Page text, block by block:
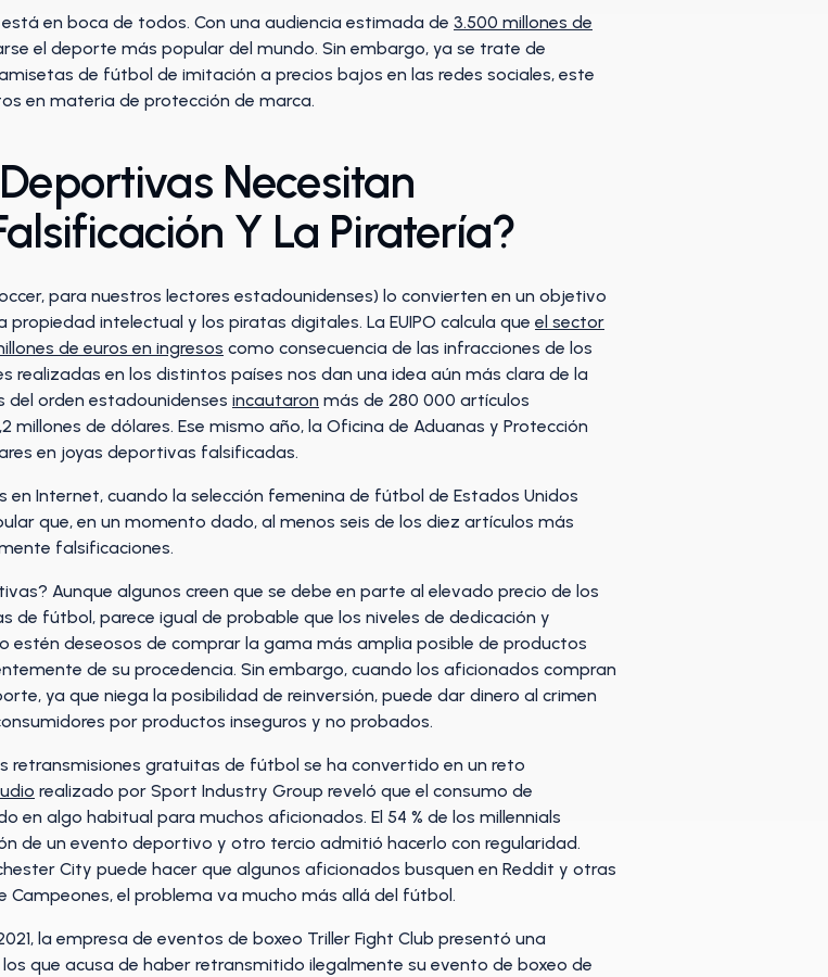
en boca de todos. Con una audiencia estimada de 3.500 millones de
el deporte más popular del mundo. Sin embargo, ya se trate de
de fútbol de imitación a precios bajos en las redes sociales, este
en materia de protección de marca.
Necesitan
Y La Piratería?
para nuestros lectores estadounidenses) lo convierten en un objetivo
intelectual y los piratas digitales. La EUIPO calcula que el sector
de euros en ingresos como consecuencia de las infracciones de los
realizadas en los distintos países nos dan una idea aún más clara de la
del orden estadounidenses incautaron más de 280 000 artículos
de dólares. Ese mismo año, la Oficina de Aduanas y Protección
en joyas deportivas falsificadas.
Internet, cuando la selección femenina de fútbol de Estados Unidos
que, en un momento dado, al menos seis de los diez artículos más
falsificaciones.
Aunque algunos creen que se debe en parte al elevado precio de los
fútbol, parece igual de probable que los niveles de dedicación y
estén deseosos de comprar la gama más amplia posible de productos
de su procedencia. Sin embargo, cuando los aficionados compran
ya que niega la posibilidad de reinversión, puede dar dinero al crimen
por productos inseguros y no probados.
retransmisiones gratuitas de fútbol se ha convertido en un reto
realizado por Sport Industry Group reveló que el consumo de
algo habitual para muchos aficionados. El 54 % de los millennials
de un evento deportivo y otro tercio admitió hacerlo con regularidad.
City puede hacer que algunos aficionados busquen en Reddit y otras
el problema va mucho más allá del fútbol.
la empresa de eventos de boxeo Triller Fight Club presentó una
que acusa de haber retransmitido ilegalmente su evento de boxeo de